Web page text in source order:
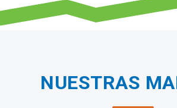
NUESTRAS